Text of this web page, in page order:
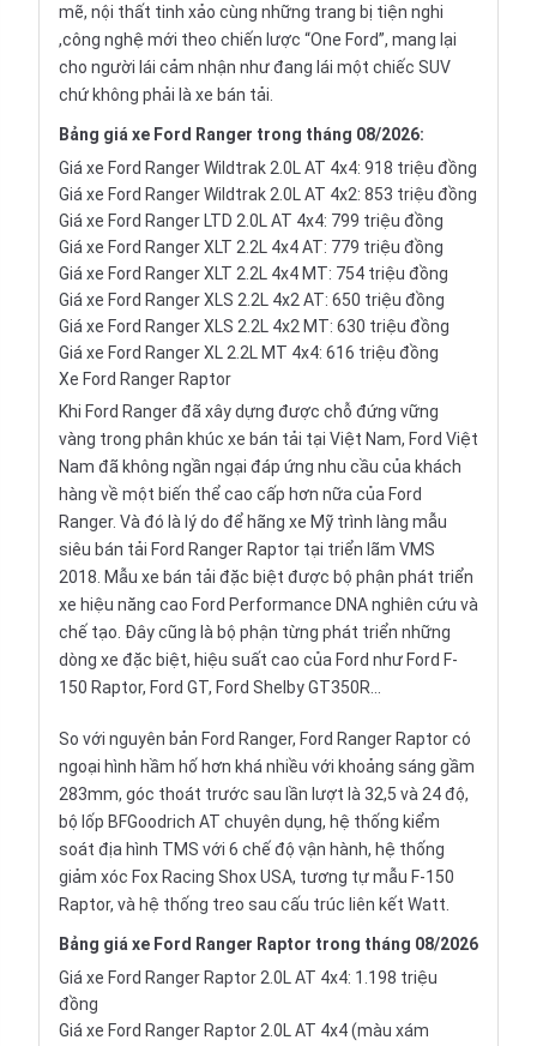
mẽ, nội thất tinh xảo cùng những trang bị tiện nghi
,công nghệ mới theo chiến lược “One Ford”, mang lại
cho người lái cảm nhận như đang lái một chiếc SUV
chứ không phải làxe bán tải.
Bảng giá xe Ford Ranger trong tháng 08/2026:
Giá xe Ford Ranger Wildtrak 2.0L AT 4x4: 918 triệu đồng
Giá xe Ford Ranger Wildtrak 2.0L AT 4x2: 853 triệu đồng
Giá xe Ford Ranger LTD 2.0L AT 4x4: 799 triệu đồng
Giá xe Ford Ranger XLT 2.2L 4x4 AT: 779 triệu đồng
Giá xe Ford Ranger XLT 2.2L 4x4 MT: 754 triệu đồng
Giá xe Ford Ranger XLS 2.2L 4x2 AT: 650 triệu đồng
Giá xe Ford Ranger XLS 2.2L 4x2 MT: 630 triệu đồng
Giá xe Ford Ranger XL 2.2L MT 4x4: 616 triệu đồng
Xe Ford Ranger Raptor
Khi Ford Ranger đã xây dựng được chỗ đứng vững
vàng trong phân khúc xe bán tải tại Việt Nam, Ford Việt
Nam đã không ngần ngại đáp ứng nhu cầu của khách
hàng về một biến thể cao cấp hơn nữa của Ford
Ranger. Và đó là lý do để hãng xe Mỹ trình làng mẫu
siêu bán tải Ford Ranger Raptor tại triển lãm VMS
2018. Mẫu xe bán tải đặc biệt được bộ phận phát triển
xe hiệu năng cao Ford Performance DNAnghiên cứu và
chế tạo. Đây cũng là bộ phận từng phát triển những
dòng xe đặc biệt, hiệu suất cao của Ford như Ford F-
150 Raptor, Ford GT, Ford Shelby GT350R...
So với nguyên bản Ford Ranger, Ford Ranger Raptor có
ngoại hình hầm hố hơn khá nhiều với khoảng sáng gầm
283mm, góc thoát trước sau lần lượt là 32,5 và 24 độ,
bộ lốp BFGoodrich AT chuyên dụng, hệ thống kiểm
soát địa hình TMS với 6 chế độ vận hành, hệ thống
giảm xóc Fox Racing Shox USA, tương tự mẫu F-150
Raptor, và hệ thống treo sau cấu trúc liên kết Watt.
Bảng giá xe Ford Ranger Raptor trong tháng 08/2026
Giá xe Ford Ranger Raptor 2.0L AT 4x4: 1.198 triệu
đồng
Giá xe Ford Ranger Raptor 2.0L AT 4x4 (màu xám